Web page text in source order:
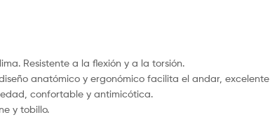
Resistente a la flexión y a la torsión.
anatómico y ergonómico facilita el andar,
confortable y antimicótica.
y tobillo.